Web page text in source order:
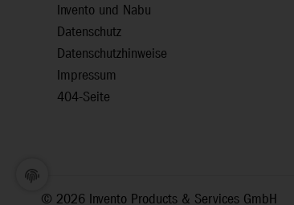
Invento und Nabu
Datenschutz
Datenschutzhinweise
Impressum
404-Seite
© 2026 Invento Products & Services GmbH